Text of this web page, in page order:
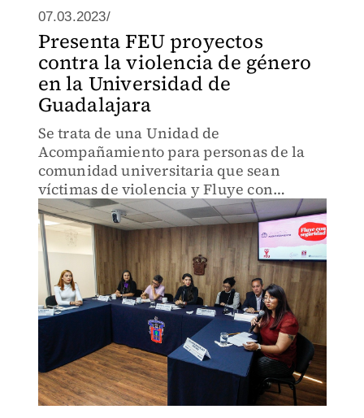
07.03.2023/
Presenta FEU proyectos
contra la violencia de género
en la Universidad de
Guadalajara
Se trata de una Unidad de
Acompañamiento para personas de la
comunidad universitaria que sean
víctimas de violencia y Fluye con
seguridad’, cuyo objetivo será hablar de
derechos menstruales